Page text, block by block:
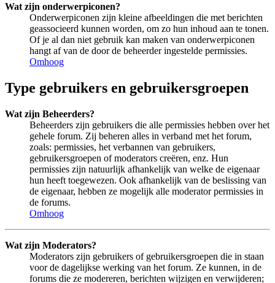
Wat zijn onderwerpiconen?
Onderwerpiconen zijn kleine afbeeldingen die met berichten
geassocieerd kunnen worden, om zo hun inhoud aan te tonen.
Of je al dan niet gebruik kan maken van onderwerpiconen
hangt af van de door de beheerder ingestelde permissies.
Omhoog
Type gebruikers en gebruikersgroepen
Wat zijn Beheerders?
Beheerders zijn gebruikers die alle permissies hebben over het
gehele forum. Zij beheren alles in verband met het forum,
zoals: permissies, het verbannen van gebruikers,
gebruikersgroepen of moderators creëren, enz. Hun
permissies zijn natuurlijk afhankelijk van welke de eigenaar
hun heeft toegewezen. Ook afhankelijk van de beslissing van
de eigenaar, hebben ze mogelijk alle moderator permissies in
de forums.
Omhoog
Wat zijn Moderators?
Moderators zijn gebruikers of gebruikersgroepen die in staan
voor de dagelijkse werking van het forum. Ze kunnen, in de
forums die ze modereren, berichten wijzigen en verwijderen;